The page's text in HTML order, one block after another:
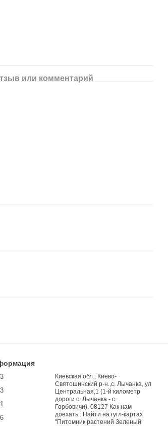
или комментарий
Киевская обл., Киево-
Святошинский р-н.,с. Лычанка, ул
Центральная,1 (1-й километр
дороги с. Лычанка - с.
Горбовичи), 08127 Как нам
доехать : Найти на гугл-картах
"Питомник растений Зеленый